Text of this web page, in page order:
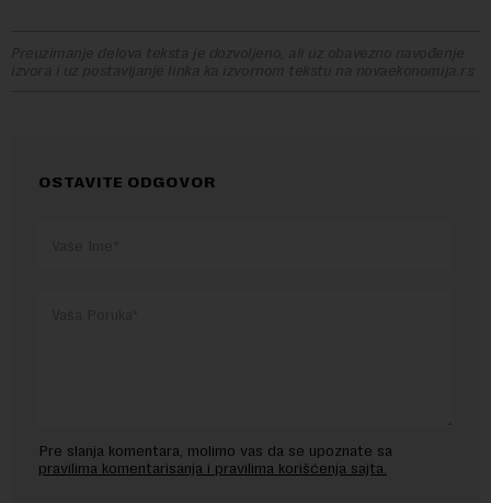
Preuzimanje delova teksta je dozvoljeno, ali uz obavezno navođenje
izvora i uz postavljanje linka ka izvornom tekstu na novaekonomija.rs
OSTAVITE ODGOVOR
Pre slanja komentara, molimo vas da se upoznate sa
pravilima komentarisanja i pravilima korišćenja sajta.